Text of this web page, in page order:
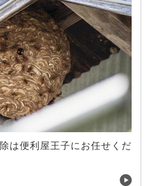
は便利屋王子にお任せくだ